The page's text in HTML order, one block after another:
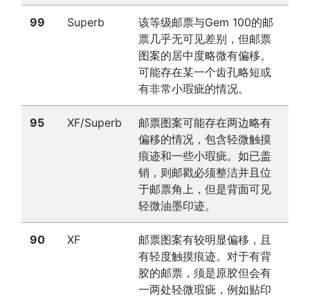
99 Superb
该等级邮票与Gem 100的邮
票几乎无可见差别，但邮票
图案的居中度略微有偏移。
可能存在某一个齿孔略短或
有非常小瑕疵的情况。
95 XF/Superb
邮票图案可能存在两边略有
偏移的情况，包含轻微触摸
痕迹和一些小瑕疵。如已盖
销，则邮戳必须整洁并且位
于邮票角上，但是背面可见
轻微油墨印迹。
90 XF
邮票图案有较明显偏移，且
有轻度触摸痕迹。对于有背
胶的邮票，须是原胶但会有
一两处轻微瑕疵，例如贴印